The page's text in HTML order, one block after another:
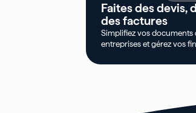
Faites des devis,
des factures
Simplifiez vos documents
entreprises et gérez vos